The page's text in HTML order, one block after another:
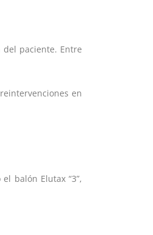
paciente. Entre
en
balón Elutax “3”,